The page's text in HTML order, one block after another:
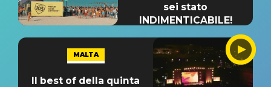
sei stato
INDIMENTICABILE!
MALTA
Il best of della quinta